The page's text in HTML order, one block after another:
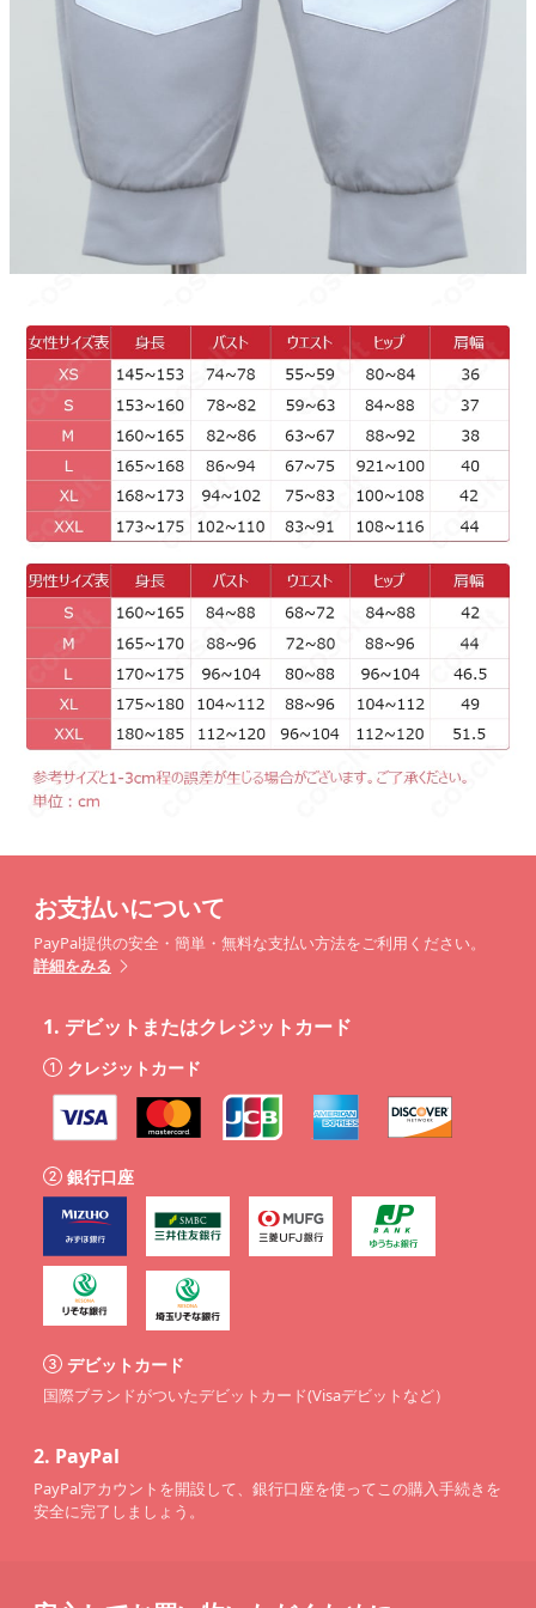
お支払いについて
PayPal提供の安全・簡単・無料な支払い方法をご利用ください。
詳細をみる
1. デビットまたはクレジットカード
クレジットカード
銀行口座
デビットカード
国際ブランドがついたデビットカード(Visaデビットなど）
2. PayPal
PayPalアカウントを開設して、銀行口座を使ってこの購入手続きを
安全に完了しましょう。